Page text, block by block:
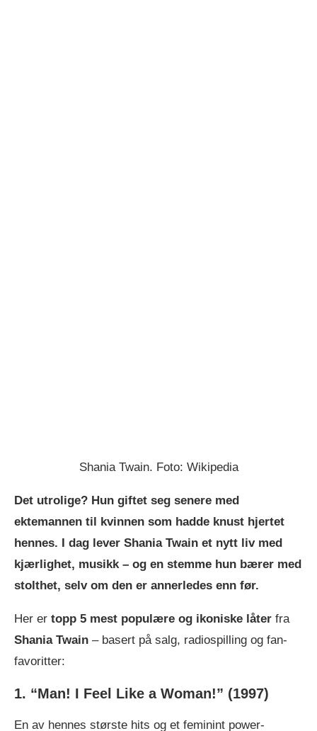
Shania Twain. Foto: Wikipedia
Det utrolige? Hun giftet seg senere med
ektemannen til kvinnen som hadde knust hjertet
hennes. I dag lever Shania Twain et nytt liv med
kjærlighet, musikk – og en stemme hun bærer med
stolthet, selv om den er annerledes enn før.
Her er topp 5 mest populære og ikoniske låter fra
Shania Twain – basert på salg, radiospilling og fan-
favoritter:
1. “Man! I Feel Like a Woman!” (1997)
En av hennes største hits og et feminint power-